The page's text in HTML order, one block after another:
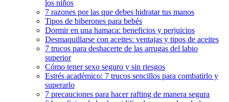
los niños
7 razones por las que debes hidratar tus manos
Tipos de biberones para bebés
Dormir en una hamaca: beneficios y perjuicios
Desmaquillarse con aceites: ventajas y tipos de aceites
7 trucos para deshacerte de las arrugas del labio
superior
Cómo tener sexo seguro y sin riesgos
Estrés académico: 7 trucos sencillos para combatirlo y
superarlo
7 precauciones para hacer rafting de manera segura